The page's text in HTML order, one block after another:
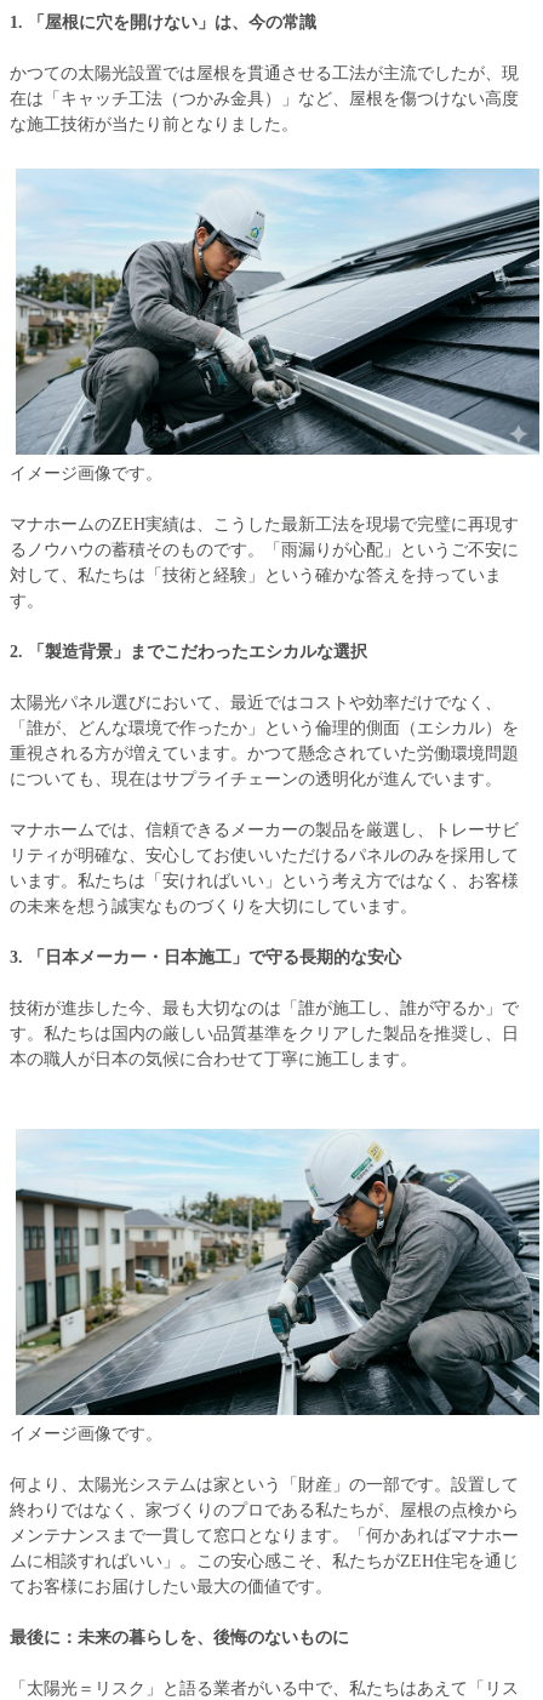
1. 「屋根に穴を開けない」は、今の常識
かつての太陽光設置では屋根を貫通させる工法が主流でしたが、現
在は「キャッチ工法（つかみ金具）」など、屋根を傷つけない高度
な施工技術が当たり前となりました。
イメージ画像です。
マナホームのZEH実績は、こうした最新工法を現場で完璧に再現す
るノウハウの蓄積そのものです。「雨漏りが心配」というご不安に
対して、私たちは「技術と経験」という確かな答えを持っていま
す。
2. 「製造背景」までこだわったエシカルな選択
太陽光パネル選びにおいて、最近ではコストや効率だけでなく、
「誰が、どんな環境で作ったか」という倫理的側面（エシカル）を
重視される方が増えています。かつて懸念されていた労働環境問題
についても、現在はサプライチェーンの透明化が進んでいます。
マナホームでは、信頼できるメーカーの製品を厳選し、トレーサビ
リティが明確な、安心してお使いいただけるパネルのみを採用して
います。私たちは「安ければいい」という考え方ではなく、お客様
の未来を想う誠実なものづくりを大切にしています。
3. 「日本メーカー・日本施工」で守る長期的な安心
技術が進歩した今、最も大切なのは「誰が施工し、誰が守るか」で
す。私たちは国内の厳しい品質基準をクリアした製品を推奨し、日
本の職人が日本の気候に合わせて丁寧に施工します。
イメージ画像です。
何より、太陽光システムは家という「財産」の一部です。設置して
終わりではなく、家づくりのプロである私たちが、屋根の点検から
メンテナンスまで一貫して窓口となります。「何かあればマナホー
ムに相談すればいい」。この安心感こそ、私たちがZEH住宅を通じ
てお客様にお届けしたい最大の価値です。
最後に：未来の暮らしを、後悔のないものに
「太陽光＝リスク」と語る業者がいる中で、私たちはあえて「リス